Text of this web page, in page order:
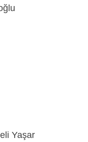
Yaşar